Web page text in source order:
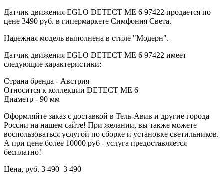
Датчик движения EGLO DETECT ME 6 97422 продается по
цене 3490 руб. в гипермаркете Симфония Света.
Надежная модель выполнена в стиле "Модерн".
Датчик движения EGLO DETECT ME 6 97422 имеет
следующие характеристики:
Страна бренда - Австрия
Относится к коллекции DETECT ME 6
Диаметр - 90 мм
Оформляйте заказ с доставкой в Тель-Авив и другие города
России на нашем сайте! При желании, вы также можете
воспользоваться услугой по сборке и установке светильников.
А при цене более 10000 руб - услуга предоставляется
бесплатно!
Цена, руб. 3 490 3 490